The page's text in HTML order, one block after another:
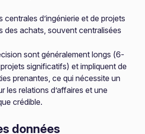
centrales d’ingénierie et de projets
des achats, souvent centralisées
sont généralement longs (6-
significatifs) et impliquent de
prenantes, ce qui nécessite un
les relations d’affaires et une
crédible.
données